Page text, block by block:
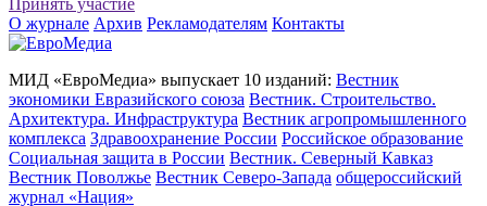
Принять участие
О журнале Архив Рекламодателям Контакты
МИД «ЕвроМедиа» выпускает 10 изданий: Вестник
экономики Евразийского союза Вестник. Строительство.
Архитектура. Инфраструктура Вестник агропромышленного
комплекса Здравоохранение России Российское образование
Социальная защита в России Вестник. Северный Кавказ
Вестник Поволжье Вестник Северо-Запада общероссийский
журнал «Нация»